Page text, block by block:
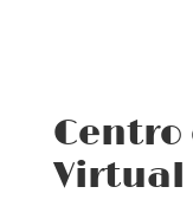
Centro
Virtual